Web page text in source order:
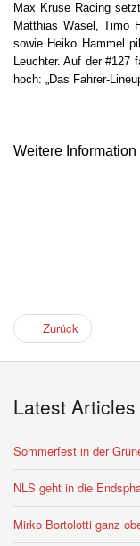
Max Kruse Racing
Matthias Wasel, Timo
sowie Heiko Hammel
Leuchter. Auf der #127
hoch: „Das Fahrer-
Weitere
Zurück
Latest Articles
Sommerfest in der
NLS geht in die
Mirko Bortolotti ganz